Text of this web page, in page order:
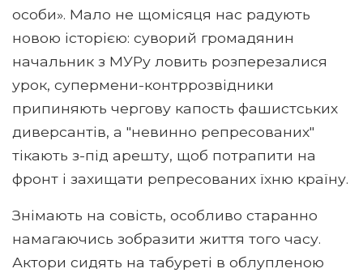
особи». Мало не щомісяця нас радують
новою історією: суворий громадянин
начальник з МУРу ловить розперезалися
урок, супермени-контррозвідники
припиняють чергову капость фашистських
диверсантів, а "невинно репресованих"
тікають з-під арешту, щоб потрапити на
фронт і захищати репресованих їхню країну.
Знімають на совість, особливо старанно
намагаючись зобразити життя того часу.
Актори сидять на табуреті в облупленою